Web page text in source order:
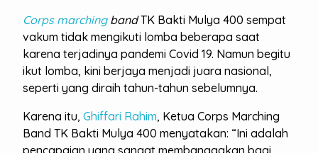
Corps marching bandTK Bakti Mulya 400 sempat
vakum tidak mengikuti lomba beberapa saat
karena terjadinya pandemi Covid 19. Namun begitu
ikut lomba, kini berjaya menjadi juara nasional,
seperti yang diraih tahun-tahun sebelumnya.
Karena itu,Ghiffari Rahim, Ketua Corps Marching
Band TK Bakti Mulya 400 menyatakan: “Ini adalah